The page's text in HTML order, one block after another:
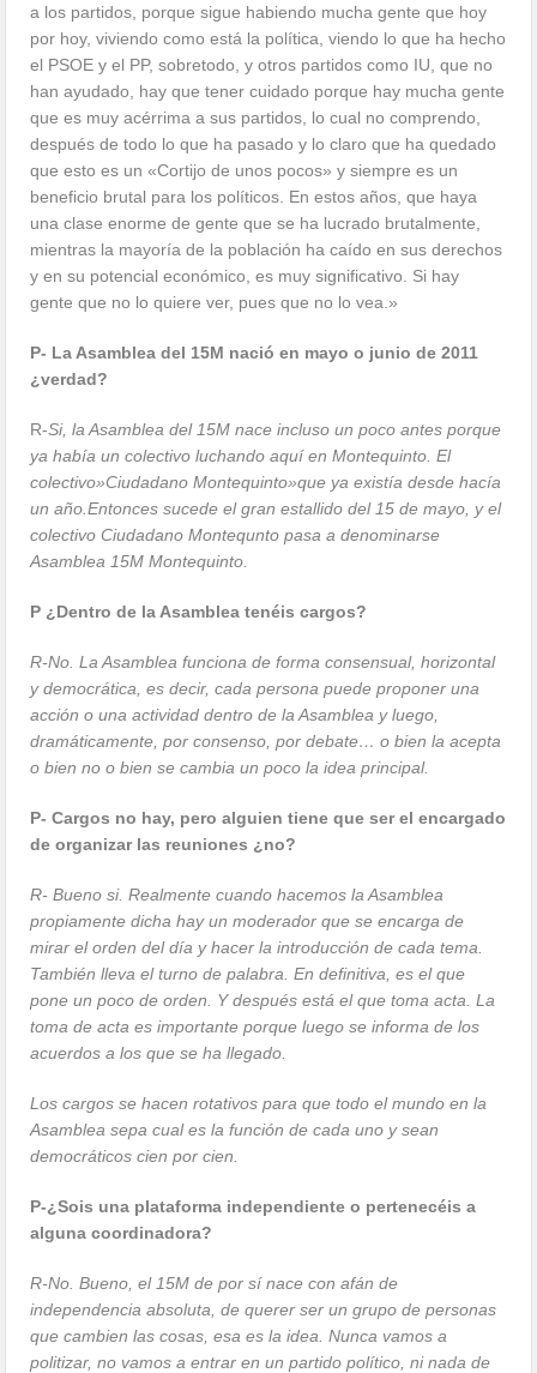
a los partidos, porque sigue habiendo mucha gente que hoy
por hoy, viviendo como está la política, viendo lo que ha hecho
el PSOE y el PP, sobretodo, y otros partidos como IU, que no
han ayudado, hay que tener cuidado porque hay mucha gente
que es muy acérrima a sus partidos, lo cual no comprendo,
después de todo lo que ha pasado y lo claro que ha quedado
que esto es un «Cortijo de unos pocos» y siempre es un
beneficio brutal para los políticos. En estos años, que haya
una clase enorme de gente que se ha lucrado brutalmente,
mientras la mayoría de la población ha caído en sus derechos
y en su potencial económico, es muy significativo. Si hay
gente que no lo quiere ver, pues que no lo vea.»
P- La Asamblea del 15M nació en mayo o junio de 2011
¿verdad?
R-Si, la Asamblea del 15M nace incluso un poco antes porque
ya había un colectivo luchando aquí en Montequinto. El
colectivo»Ciudadano Montequinto»que ya existía desde hacía
un año.Entonces sucede el gran estallido del 15 de mayo, y el
colectivo Ciudadano Montequnto pasa a denominarse
Asamblea 15M Montequinto.
P ¿Dentro de la Asamblea tenéis cargos?
R-No. La Asamblea funciona de forma consensual, horizontal
y democrática, es decir, cada persona puede proponer una
acción o una actividad dentro de la Asamblea y luego,
dramáticamente, por consenso, por debate… o bien la acepta
o bien no o bien se cambia un poco la idea principal.
P- Cargos no hay, pero alguien tiene que ser el encargado
de organizar las reuniones ¿no?
R- Bueno si. Realmente cuando hacemos la Asamblea
propiamente dicha hay un moderador que se encarga de
mirar el orden del día y hacer la introducción de cada tema.
También lleva el turno de palabra. En definitiva, es el que
pone un poco de orden. Y después está el que toma acta. La
toma de acta es importante porque luego se informa de los
acuerdos a los que se ha llegado.
Los cargos se hacen rotativos para que todo el mundo en la
Asamblea sepa cual es la función de cada uno y sean
democráticos cien por cien.
P-¿Sois una plataforma independiente o pertenecéis a
alguna coordinadora?
R-No. Bueno, el 15M de por sí nace con afán de
independencia absoluta, de querer ser un grupo de personas
que cambien las cosas, esa es la idea. Nunca vamos a
politizar, no vamos a entrar en un partido político, ni nada de